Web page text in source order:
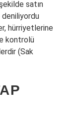
satın
deniliyordu
hürriyetlerine
kontrolü
(Sak